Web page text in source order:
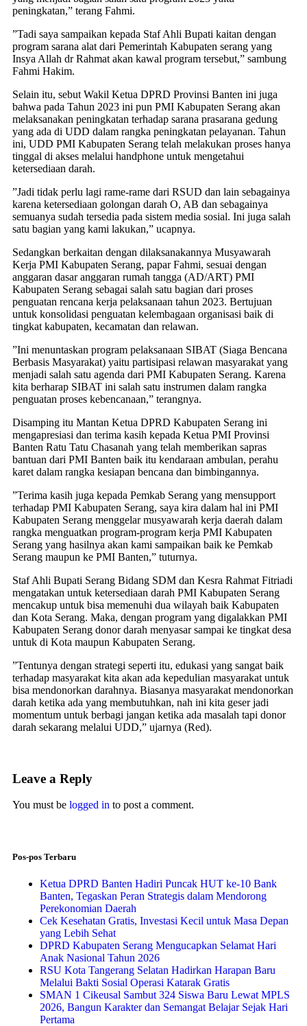
peningkatan,” terang Fahmi.
”Tadi saya sampaikan kepada Staf Ahli Bupati kaitan dengan
program sarana alat dari Pemerintah Kabupaten serang yang
Insya Allah dr Rahmat akan kawal program tersebut,” sambung
Fahmi Hakim.
Selain itu, sebut Wakil Ketua DPRD Provinsi Banten ini juga
bahwa pada Tahun 2023 ini pun PMI Kabupaten Serang akan
melaksanakan peningkatan terhadap sarana prasarana gedung
yang ada di UDD dalam rangka peningkatan pelayanan. Tahun
ini, UDD PMI Kabupaten Serang telah melakukan proses hanya
tinggal di akses melalui handphone untuk mengetahui
ketersediaan darah.
”Jadi tidak perlu lagi rame-rame dari RSUD dan lain sebagainya
karena ketersediaan golongan darah O, AB dan sebagainya
semuanya sudah tersedia pada sistem media sosial. Ini juga salah
satu bagian yang kami lakukan,” ucapnya.
Sedangkan berkaitan dengan dilaksanakannya Musyawarah
Kerja PMI Kabupaten Serang, papar Fahmi, sesuai dengan
anggaran dasar anggaran rumah tangga (AD/ART) PMI
Kabupaten Serang sebagai salah satu bagian dari proses
penguatan rencana kerja pelaksanaan tahun 2023. Bertujuan
untuk konsolidasi penguatan kelembagaan organisasi baik di
tingkat kabupaten, kecamatan dan relawan.
”Ini menuntaskan program pelaksanaan SIBAT (Siaga Bencana
Berbasis Masyarakat) yaitu partisipasi relawan masyarakat yang
menjadi salah satu agenda dari PMI Kabupaten Serang. Karena
kita berharap SIBAT ini salah satu instrumen dalam rangka
penguatan proses kebencanaan,” terangnya.
Disamping itu Mantan Ketua DPRD Kabupaten Serang ini
mengapresiasi dan terima kasih kepada Ketua PMI Provinsi
Banten Ratu Tatu Chasanah yang telah memberikan sapras
bantuan dari PMI Banten baik itu kendaraan ambulan, perahu
karet dalam rangka kesiapan bencana dan bimbingannya.
”Terima kasih juga kepada Pemkab Serang yang mensupport
terhadap PMI Kabupaten Serang, saya kira dalam hal ini PMI
Kabupaten Serang menggelar musyawarah kerja daerah dalam
rangka menguatkan program-program kerja PMI Kabupaten
Serang yang hasilnya akan kami sampaikan baik ke Pemkab
Serang maupun ke PMI Banten,” tuturnya.
Staf Ahli Bupati Serang Bidang SDM dan Kesra Rahmat Fitriadi
mengatakan untuk ketersediaan darah PMI Kabupaten Serang
mencakup untuk bisa memenuhi dua wilayah baik Kabupaten
dan Kota Serang. Maka, dengan program yang digalakkan PMI
Kabupaten Serang donor darah menyasar sampai ke tingkat desa
untuk di Kota maupun Kabupaten Serang.
”Tentunya dengan strategi seperti itu, edukasi yang sangat baik
terhadap masyarakat kita akan ada kepedulian masyarakat untuk
bisa mendonorkan darahnya. Biasanya masyarakat mendonorkan
darah ketika ada yang membutuhkan, nah ini kita geser jadi
momentum untuk berbagi jangan ketika ada masalah tapi donor
darah sekarang melalui UDD,” ujarnya (Red).
Leave a Reply
You must be logged in to post a comment.
Pos-pos Terbaru
Ketua DPRD Banten Hadiri Puncak HUT ke-10 Bank
Banten, Tegaskan Peran Strategis dalam Mendorong
Perekonomian Daerah
Cek Kesehatan Gratis, Investasi Kecil untuk Masa Depan
yang Lebih Sehat
DPRD Kabupaten Serang Mengucapkan Selamat Hari
Anak Nasional Tahun 2026
RSU Kota Tangerang Selatan Hadirkan Harapan Baru
Melalui Bakti Sosial Operasi Katarak Gratis
SMAN 1 Cikeusal Sambut 324 Siswa Baru Lewat MPLS
2026, Bangun Karakter dan Semangat Belajar Sejak Hari
Pertama